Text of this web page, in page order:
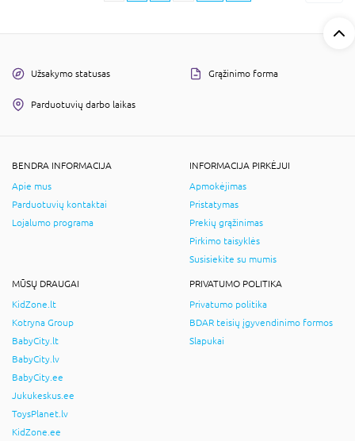
Užsakymo statusas Grąžinimo forma
Parduotuvių darbo laikas
BENDRA INFORMACIJA
Apie mus
Parduotuvių kontaktai
Lojalumo programa
INFORMACIJA PIRKĖJUI
Apmokėjimas
Pristatymas
Prekių grąžinimas
Pirkimo taisyklės
Susisiekite su mumis
MŪSŲ DRAUGAI
KidZone.lt
Kotryna Group
BabyCity.lt
BabyCity.lv
BabyCity.ee
Jukukeskus.ee
ToysPlanet.lv
KidZone.ee
PRIVATUMO POLITIKA
Privatumo politika
BDAR teisių įgyvendinimo formos
Slapukai